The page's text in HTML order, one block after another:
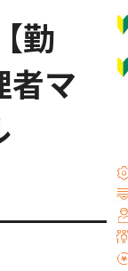
勤
者マ